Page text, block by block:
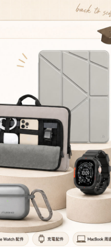
11th 2025/10th 2022 Ness 10.9
機快取多角度折疊布紋皮套(磁扣)
- 冰川藍
NT$1,173
NT$1,380
Ness磁扣款